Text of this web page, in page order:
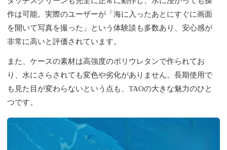
作は可能。実際のユーザーが「海に入ったあとにすぐに画面
を開いて写真を撮った」という体験談も多数あり、安心感が
非常に高いと評価されています。
また、ケースの素材は高強度のポリウレタンで作られてお
り、水にさらされても変色や劣化がありません。長期使用で
も見た目が変わらないという点も、TAOの大きな魅力のひと
つです。